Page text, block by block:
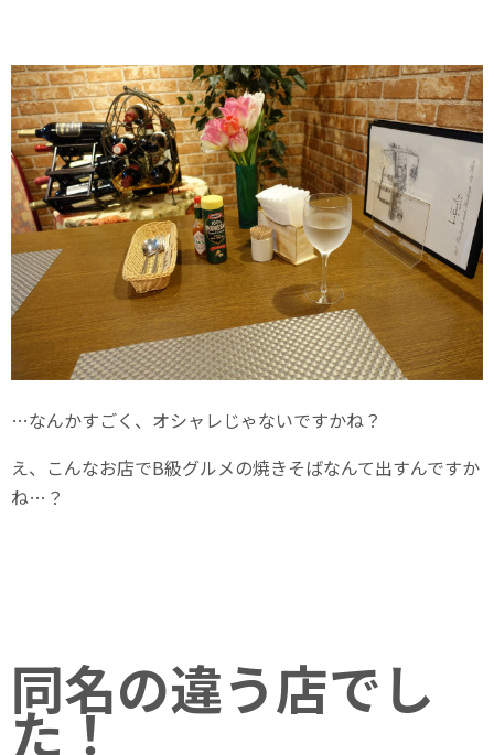
…なんかすごく、オシャレじゃないですかね？
え、こんなお店でB級グルメの焼きそばなんて出すんですか
ね…？
同名の違う店でし
た！